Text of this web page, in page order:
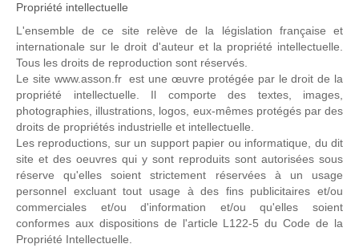
Propriété intellectuelle
L'ensemble de ce site relève de la législation française et
internationale sur le droit d'auteur et la propriété intellectuelle.
Tous les droits de reproduction sont réservés.
Le site www.asson.fr est une œuvre protégée par le droit de la
propriété intellectuelle. Il comporte des textes, images,
photographies, illustrations, logos, eux-mêmes protégés par des
droits de propriétés industrielle et intellectuelle.
Les reproductions, sur un support papier ou informatique, du dit
site et des oeuvres qui y sont reproduits sont autorisées sous
réserve qu'elles soient strictement réservées à un usage
personnel excluant tout usage à des fins publicitaires et/ou
commerciales et/ou d'information et/ou qu'elles soient
conformes aux dispositions de l'article L122-5 du Code de la
Propriété Intellectuelle.